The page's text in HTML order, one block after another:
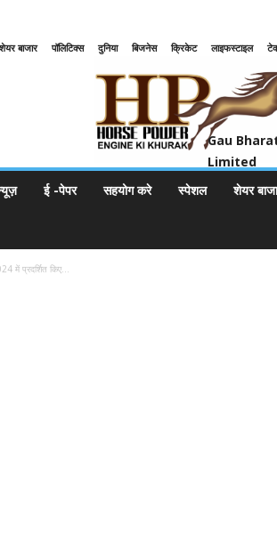
बाजार पॉलिटिक्स दुनिया बिजनेस क्रिकेट लाइफस्टाइल
Gau
Limited
ई -पेपर सहयोग करे स्पेशल शेयर
में प्रदर्शित किए...